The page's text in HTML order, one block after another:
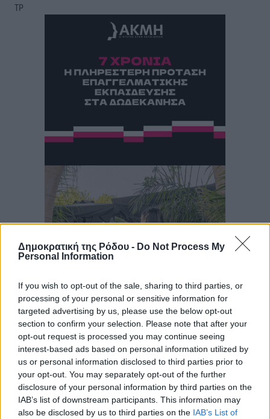
Δημοκρατική της Ρόδου - Do Not Process My
Personal Information
If you wish to opt-out of the sale, sharing to third parties, or
processing of your personal or sensitive information for
targeted advertising by us, please use the below opt-out
section to confirm your selection. Please note that after your
opt-out request is processed you may continue seeing
interest-based ads based on personal information utilized by
us or personal information disclosed to third parties prior to
your opt-out. You may separately opt-out of the further
disclosure of your personal information by third parties on the
IAB’s list of downstream participants. This information may
also be disclosed by us to third parties on the IAB’s List of
ΤΡ